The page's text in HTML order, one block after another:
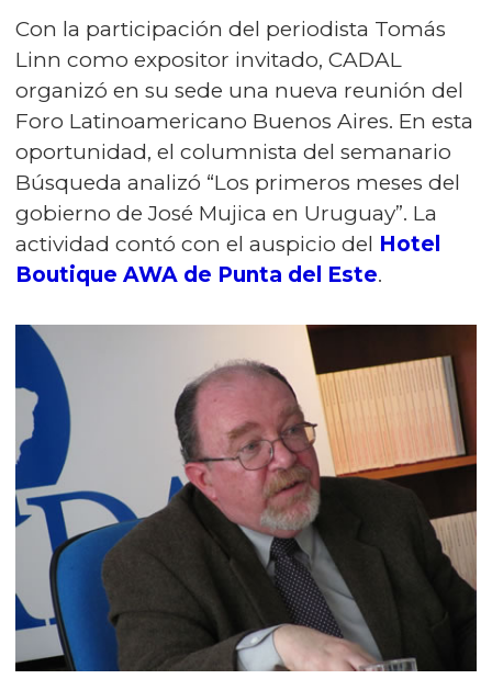
Con la participación del periodista Tomás
Linn como expositor invitado, CADAL
organizó en su sede una nueva reunión del
Foro Latinoamericano Buenos Aires. En esta
oportunidad, el columnista del semanario
Búsqueda analizó “Los primeros meses del
gobierno de José Mujica en Uruguay”. La
actividad contó con el auspicio del Hotel
Boutique AWA de Punta del Este.